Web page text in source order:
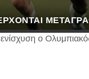
ενίσχυση ο